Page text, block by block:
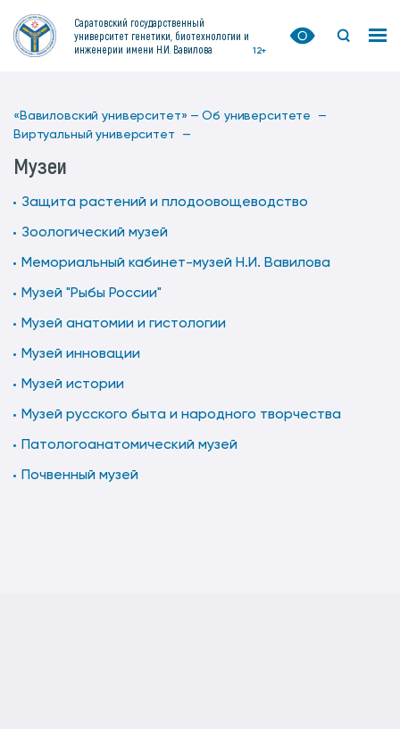
Саратовский государственный
университет генетики, биотехнологии и
инженерии имени Н.И. Вавилова
12+
«Вавиловский университет» — Об университете —
Виртуальный университет —
Музеи
Защита растений и плодоовощеводство
Зоологический музей
Мемориальный кабинет-музей Н.И. Вавилова
Музей "Рыбы России"
Музей анатомии и гистологии
Музей инновации
Музей истории
Музей русского быта и народного творчества
Патологоанатомический музей
Почвенный музей